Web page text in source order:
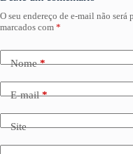
O seu endereço de e-mail não será
marcados com *
Nome*
E-mail*
Site